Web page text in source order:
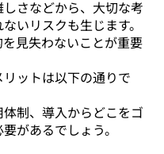
さなどから、大切な考
いリスクも生じます。
見失わないことが重要
ットは以下の通りで
制、導入からどこをゴ
があるでしょう。